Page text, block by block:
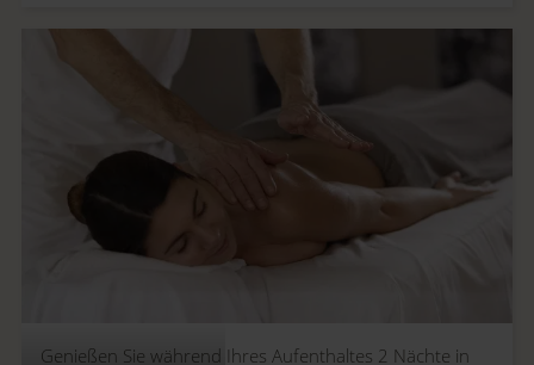
Genießen Sie während Ihres Aufenthaltes 2 Nächte in